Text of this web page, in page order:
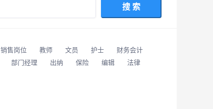
搜 索
销售岗位 教师 文员 护士
财务会计
部门经理 出纳 保险 编辑
法律